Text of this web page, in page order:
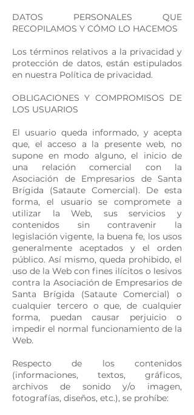
DATOS PERSONALES QUE
RECOPILAMOS Y CÓMO LO HACEMOS
Los términos relativos a la privacidad y
protección de datos, están estipulados
en nuestra Política de privacidad.
OBLIGACIONES Y COMPROMISOS DE
LOS USUARIOS
El usuario queda informado, y acepta
que, el acceso a la presente web, no
supone en modo alguno, el inicio de
una relación comercial con la
Asociación de Empresarios de Santa
Brígida (Sataute Comercial). De esta
forma, el usuario se compromete a
utilizar la Web, sus servicios y
contenidos sin contravenir la
legislación vigente, la buena fe, los usos
generalmente aceptados y el orden
público. Así mismo, queda prohibido, el
uso de la Web con fines ilícitos o lesivos
contra la Asociación de Empresarios de
Santa Brígida (Sataute Comercial) o
cualquier tercero o que, de cualquier
forma, puedan causar perjuicio o
impedir el normal funcionamiento de la
Web.
Respecto de los contenidos
(informaciones, textos, gráficos,
archivos de sonido y/o imagen,
fotografías, diseños, etc.), se prohíbe: